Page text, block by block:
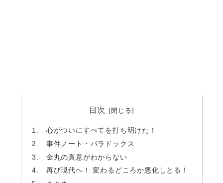
目次
心がついにすべてを打ち明けた！
事件ノート・パラドックス
金丸の真意がわからない
再び現代へ！ 変わるどころか悪化しとる！